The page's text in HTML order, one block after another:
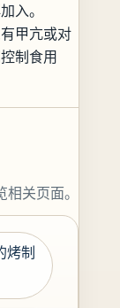
入。
甲亢或对
制食用
关页面。
烤制